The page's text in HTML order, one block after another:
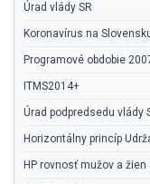
Úrad vlády SR
Koronavírus na
Programové obdobie
ITMS2014+
Úrad podpredsedu vlády
Horizontálny princíp
HP rovnosť mužov a